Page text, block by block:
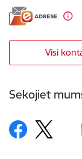
Visi
Sekojiet